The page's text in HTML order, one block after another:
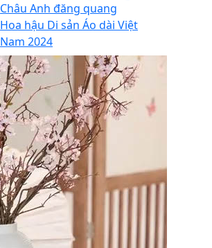
Châu Anh đăng quang
Hoa hậu Di sản Áo dài Việt
Nam 2024